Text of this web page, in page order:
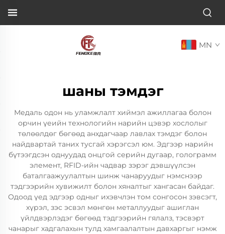
MN
шаны тэмдэг
Медаль одон нь уламжлалт хиймэл ажиллагаа болон
орчин үеийн технологийн нарийн цэвэр хослолыг
төлөөлдөг бөгөөд анхдагчаар лавлах тэмдэг болон
найдвартай таних тусгай хэрэгсэл юм. Эдгээр нарийн
бүтээгдсэн однуудад онцгой серийн дугаар, голограмм
элемент, RFID-ийн чадвар зэрэг дэвшүүлсэн
баталгаажуулалтын шинж чанаруудыг нэмснээр
тэдгээрийн хувижилт болон хяналтыг хангасан байдаг.
Одоод үед эдгээр одныг ихэвчлэн том сонгосон зэвсэгт,
хүрэл, зэс эсвэл мөнгөн металлуудыг ашиглан
үйлдвэрлэдэг бөгөөд тэдгээрийн гялалз, тэсвэрт
чанарыг хадгалахын тулд хамгаалалтын давхаргыг нэмж